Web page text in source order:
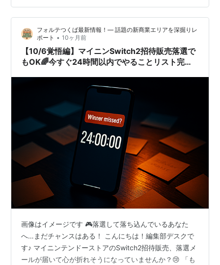
果が順次配信されています🎉 でも、**「順次」**ってど
ういうこと？ メールは来るの？ アプリ…
フォルテつくば最新情報！— 話題の新商業エリアを深掘りレ
ポート • 10ヶ月前
【10/6覚悟編】マイニンSwitch2招待販売落選で
もOK🌈今すぐ24時間以内でやることリスト完全
画像はイメージです 🎮落選して落ち込んでいるあなた
へ…まだチャンスはある！ こんにちは！編集部デスクで
す♪ マイニンテンドーストアのSwitch2招待販売、落選メ
ールが届いて心が折れそうになっていませんか？😢 「も